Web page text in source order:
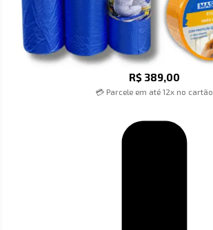
R$ 389,00
💳 Parcele em até 12x no cartão